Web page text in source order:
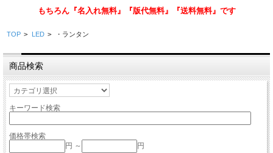
もちろん『名入れ無料』『版代無料』『送料無料』です
TOP > LED > ・ランタン
商品検索
キーワード検索
価格帯検索
円 ～
円